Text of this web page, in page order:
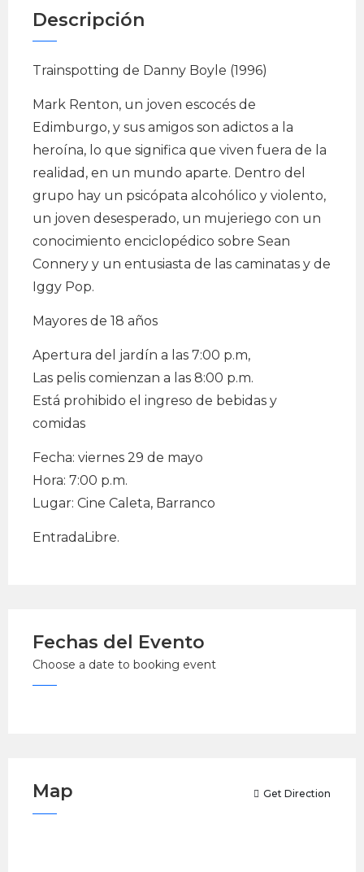
Descripción
Trainspotting de Danny Boyle (1996)
Mark Renton, un joven escocés de
Edimburgo, y sus amigos son adictos a la
heroína, lo que significa que viven fuera de la
realidad, en un mundo aparte. Dentro del
grupo hay un psicópata alcohólico y violento,
un joven desesperado, un mujeriego con un
conocimiento enciclopédico sobre Sean
Connery y un entusiasta de las caminatas y de
Iggy Pop.
Mayores de 18 años
Apertura del jardín a las 7:00 p.m,
Las pelis comienzan a las 8:00 p.m.
Está prohibido el ingreso de bebidas y
comidas
Fecha: viernes 29 de mayo
Hora: 7:00 p.m.
Lugar: Cine Caleta, Barranco
EntradaLibre.
Fechas del Evento
Choose a date to booking event
Map Get Direction